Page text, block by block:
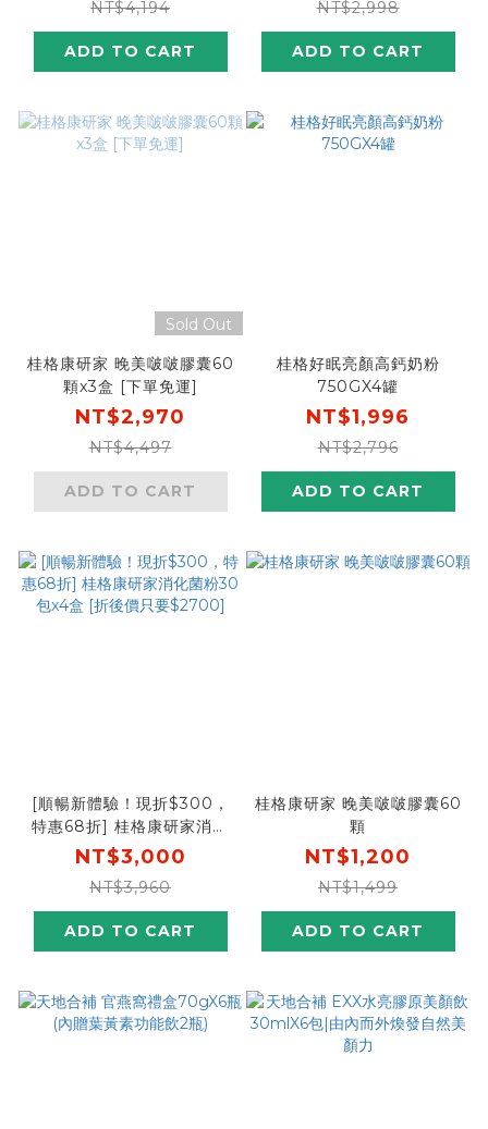
NT$4,194
ADD TO CART
NT$2,998
ADD TO CART
Sold Out
桂格康研家 晚美啵啵膠囊60
顆x3盒 [下單免運]
NT$2,970
NT$4,497
ADD TO CART
桂格好眠亮顏高鈣奶粉
750GX4罐
NT$1,996
NT$2,796
ADD TO CART
[順暢新體驗！現折$300，
特惠68折] 桂格康研家消化
菌粉30包x4盒 [折後價只要
$2700]
NT$3,000
NT$3,960
ADD TO CART
桂格康研家 晚美啵啵膠囊60
顆
NT$1,200
NT$1,499
ADD TO CART